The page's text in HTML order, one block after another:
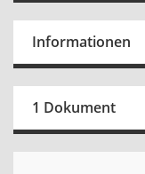
Informationen
1 Dokument